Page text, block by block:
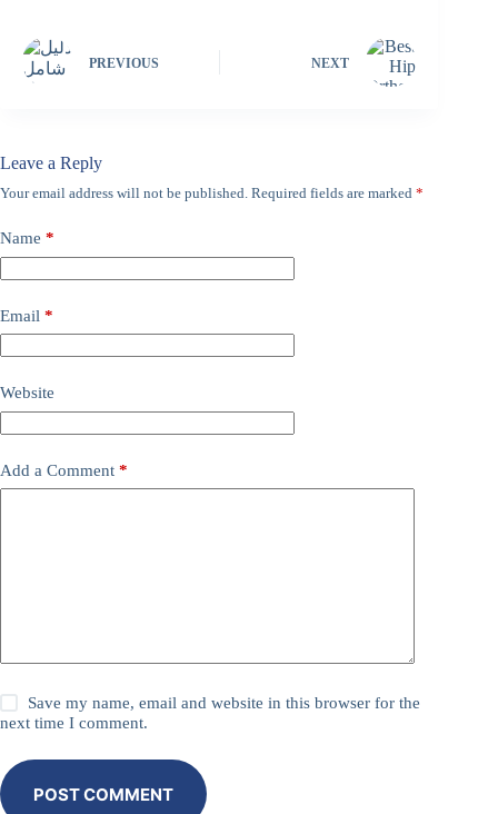
PREVIOUS NEXT
Leave a Reply
Your email address will not be published. Required fields are marked *
Name *
Email *
Website
Add a Comment *
Save my name, email and website in this browser for the
next time I comment.
POST COMMENT